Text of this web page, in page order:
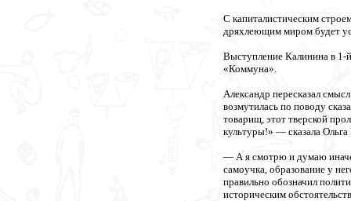
С капиталистическим
дряхлеющим миром будет
Выступление Калинина в 1-й
«Коммуна».
Александр пересказал
возмутилась по поводу
товарищ, этот тверской
культуры!» — сказала Ольга
— А я смотрю и думаю
самоучка, образование у
правильно обозначил
историческим